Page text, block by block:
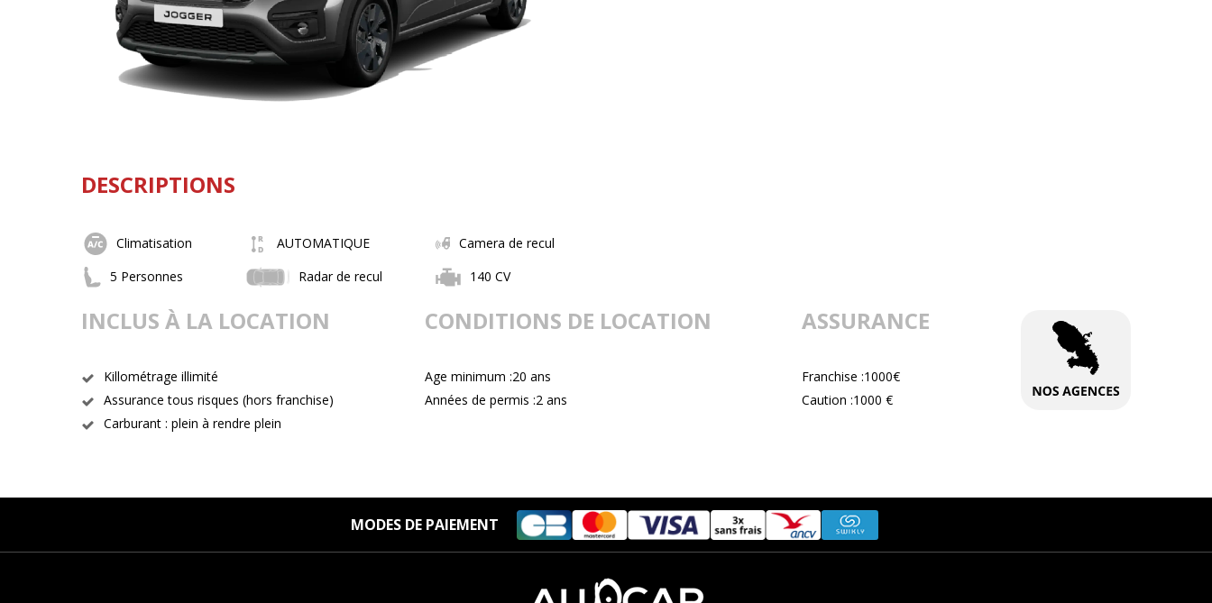
DESCRIPTIONS
Climatisation AUTOMATIQUE
Camera de recul
5 Personnes
Radar de recul 140 CV
INCLUS À LA LOCATION
Killométrage illimité
Assurance tous risques (hors franchise)
Carburant : plein à rendre plein
CONDITIONS DE LOCATION
Age minimum :20 ans
Années de permis :2 ans
ASSURANCE
Franchise :1000€
Caution :1000 €
MODES DE PAIEMENT